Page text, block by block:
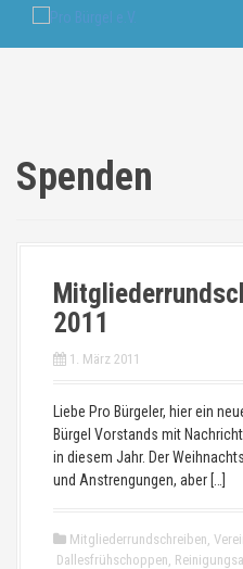
Spenden
2011
1. März 2011
Liebe Pro Bürgeler, hier ein
Bürgel Vorstands mit
in diesem Jahr. Der
und Anstrengungen, aber […]
Mitgliederrundschreiben,
Dallesfrühschoppen,